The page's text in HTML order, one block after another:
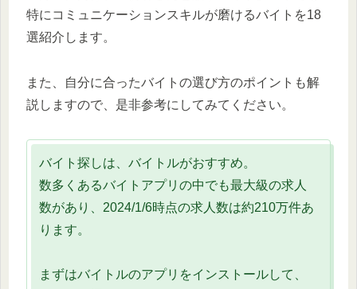
特にコミュニケーションスキルが磨けるバイトを18
選紹介します。
また、自分に合ったバイトの選び方のポイントも解
説しますので、是非参考にしてみてください。
バイト探しは、バイトルがおすすめ。
数多くあるバイトアプリの中でも最大級の求人
数があり、2024/1/6時点の求人数は約210万件あ
ります。
まずはバイトルのアプリをインストールして、